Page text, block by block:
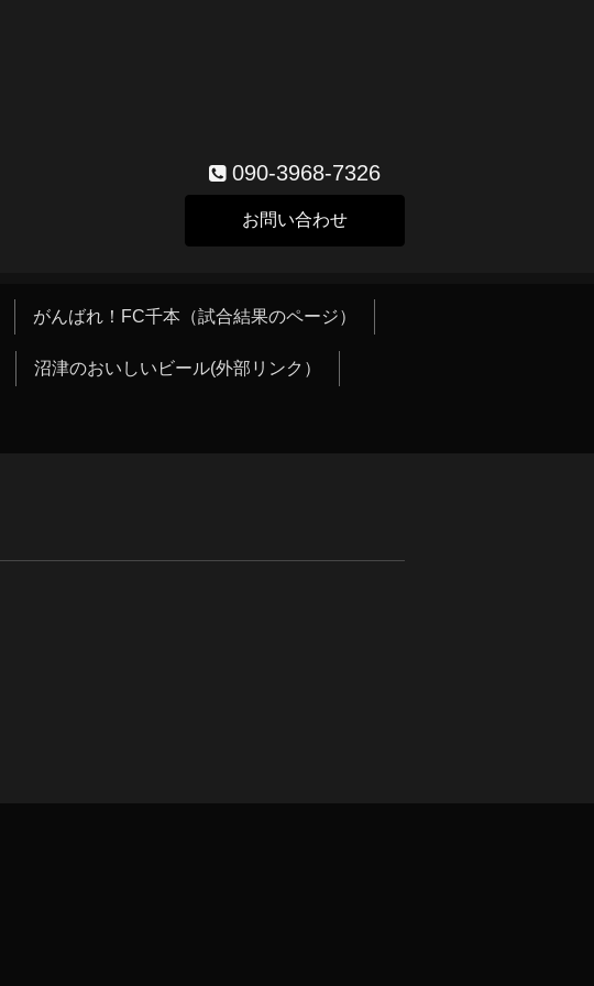
090-3968-7326
お問い合わせ
がんばれ！FC千本（試合結果のページ）
沼津のおいしいビール(外部リンク）